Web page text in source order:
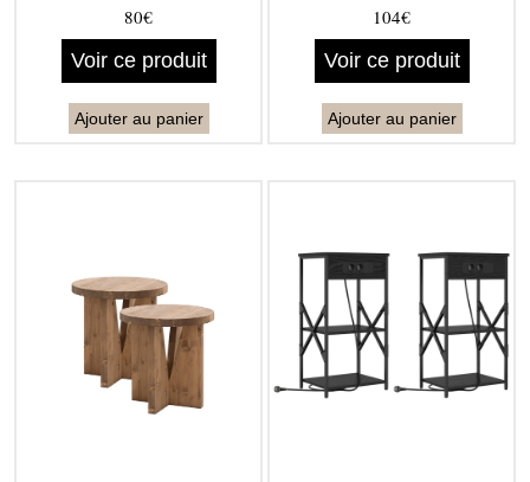
80€
Voir ce produit
Ajouter au panier
104€
Voir ce produit
Ajouter au panier